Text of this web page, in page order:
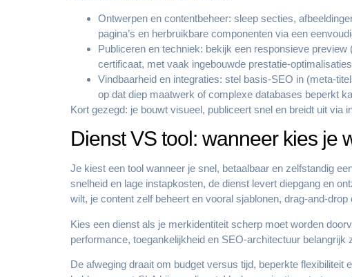
Ontwerpen en contentbeheer: sleep secties,
pagina’s en herbruikbare componenten via een
Publiceren en techniek: bekijk een responsieve
certificaat, met vaak ingebouwde prestatie-
Vindbaarheid en integraties: stel basis-SEO in (meta-
op dat diep maatwerk of complexe databases beperkt
Kort gezegd: je bouwt visueel, publiceert snel en breidt uit
Dienst VS tool: wanneer kies je
Je kiest een tool wanneer je snel, betaalbaar en zelfstandig
snelheid en lage instapkosten, de dienst levert diepgang en
wilt, je content zelf beheert en vooral sjablonen, drag-and-
Kies een dienst als je merkidentiteit scherp moet worden
performance, toegankelijkheid en SEO-architectuur belangrijk
De afweging draait om budget versus tijd, beperkte